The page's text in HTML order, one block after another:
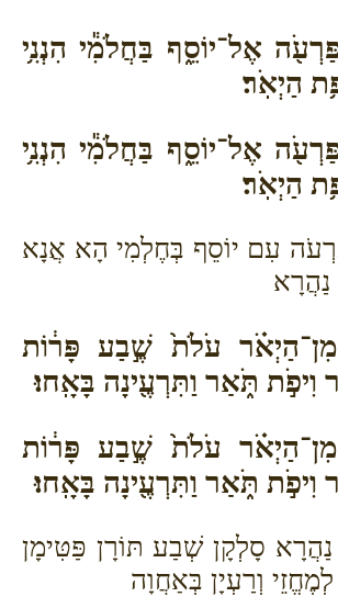
אֶל־יוֹסֵ֑ף בַּחֲלֹמִ֕י הִנְנִ֥י
הַיְאֹֽר׃
אֶל־יוֹסֵ֑ף בַּחֲלֹמִ֕י הִנְנִ֥י
הַיְאֹֽר׃
עִם יוֹסֵף בְּחֶלְמִי הָא אֲנָא
עֹלֹת֙ שֶׁ֣בַע פָּר֔וֹת
וִיפֹ֣ת תֹּ֑אַר וַתִּרְעֶ֖ינָה בָּאָֽחוּ׃
עֹלֹת֙ שֶׁ֣בַע פָּר֔וֹת
וִיפֹ֣ת תֹּ֑אַר וַתִּרְעֶ֖ינָה בָּאָֽחוּ׃
סָלְקָן שְׁבַע תּוֹרָן פַּטִּימָן
וְרַעְיָן בְּאַחֲוָה